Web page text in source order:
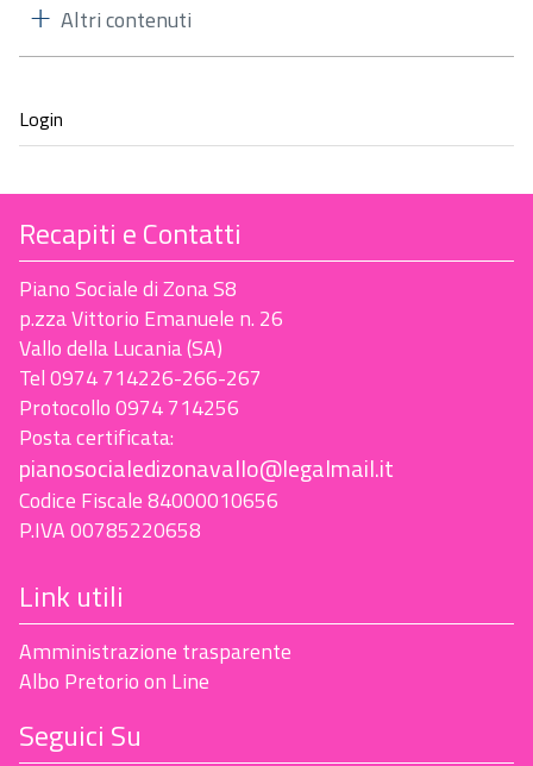
Altri contenuti
Recapiti e Contatti
Piano Sociale di Zona S8
p.zza Vittorio Emanuele n. 26
Vallo della Lucania (SA)
Tel 0974 714226-266-267
Protocollo 0974 714256
Posta certificata:
pianosocialedizonavallo@legalmail.it
Codice Fiscale 84000010656
P.IVA 00785220658
Link utili
Amministrazione trasparente
Albo Pretorio on Line
Seguici Su